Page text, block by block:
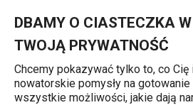
DBAMY O CIASTECZKA W
TWOJĄ PRYWATNOŚĆ
Chcemy pokazywać tylko to, co
nowatorskie pomysły na
wszystkie możliwości, jakie dają
Woki